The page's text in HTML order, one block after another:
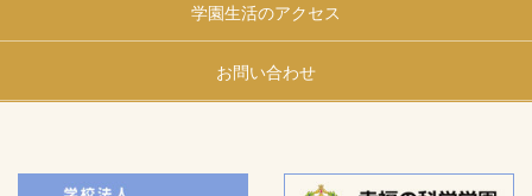
学園生活のアクセス
お問い合わせ